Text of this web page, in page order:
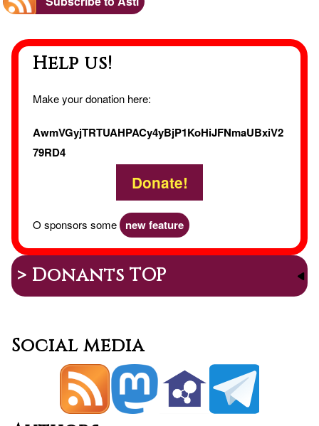
Help us!
Make your donation here:
AwmVGyjTRTUAHPACy4yBjP1KoHiJFNmaUBxiV2
79RD4
Donate!
O sponsors some new feature
> Donants TOP
Social media